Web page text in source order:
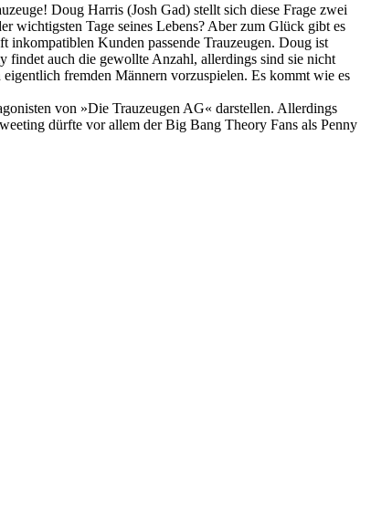
Doug Harris (Josh Gad) stellt sich diese Frage zwei
wichtigsten Tage seines Lebens? Aber zum Glück gibt es
Kunden passende Trauzeugen. Doug ist
findet auch die gewollte Anzahl, allerdings sind sie nicht
fremden Männern vorzuspielen. Es kommt wie es
von »Die Trauzeugen AG« darstellen. Allerdings
dürfte vor allem der Big Bang Theory Fans als Penny